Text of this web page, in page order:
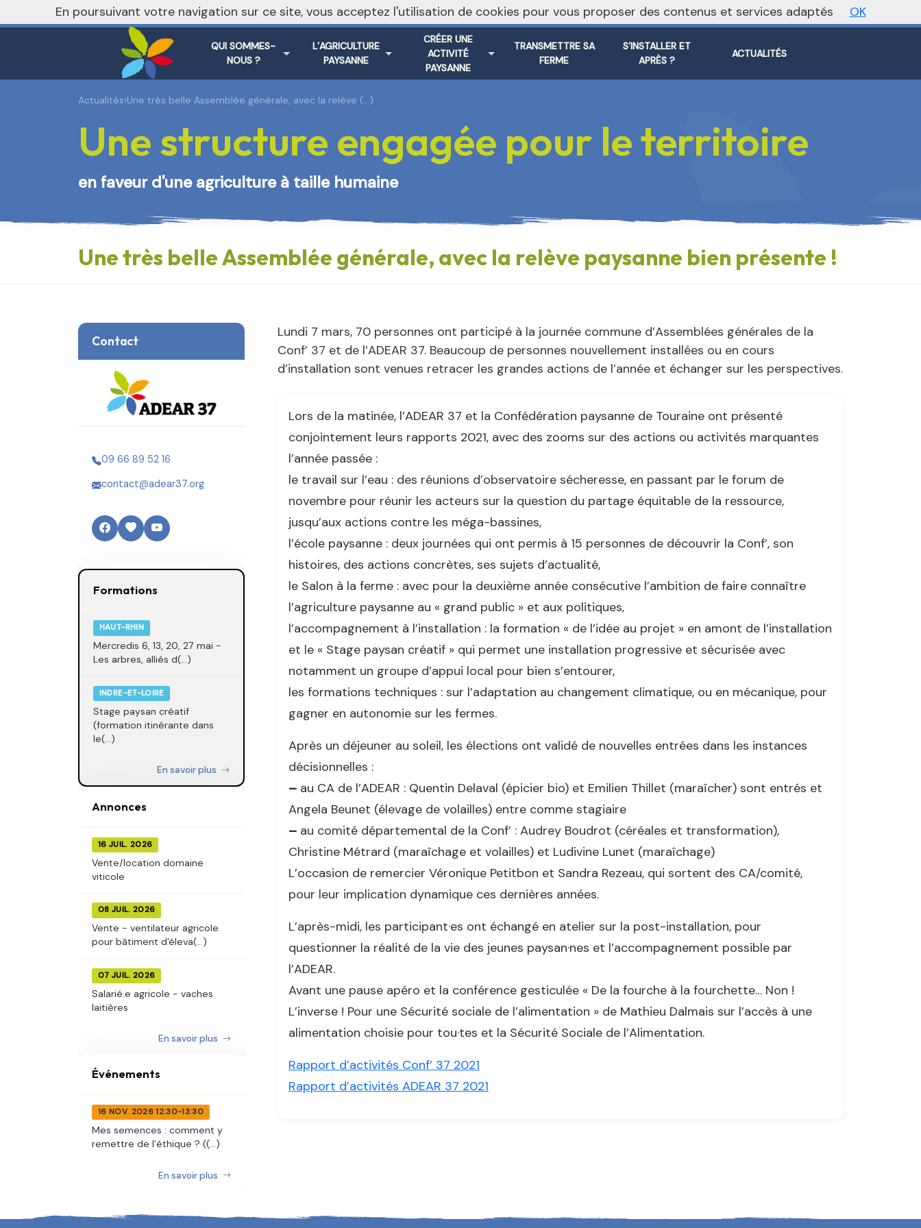
Vers le site régional Vers le site national
QUI SOMMES-
NOUS ?
L’AGRICULTURE
PAYSANNE
CRÉER UNE
ACTIVITÉ
PAYSANNE
TRANSMETTRE SA
FERME
S’INSTALLER ET
APRÈS ?
ACTUALITÉS
Actualités›Une très belle Assemblée générale, avec la relève (…)
Une structure engagée pour le territoire
en faveur d'une agriculture à taille humaine
Une très belle Assemblée générale, avec la relève paysanne bien présente !
Contact
09 66 89 52 16
contact@adear37.org
Formations
HAUT-RHIN
Mercredis 6, 13, 20, 27 mai -
Les arbres, alliés d(...)
INDRE-ET-LOIRE
Stage paysan créatif
(formation itinérante dans
le(...)
En savoir plus
Annonces
16 JUIL. 2026
Vente/location domaine
viticole
08 JUIL. 2026
Vente - ventilateur agricole
pour bâtiment d'éleva(...)
07 JUIL. 2026
Salarié.e agricole - vaches
laitières
En savoir plus
Événements
16 NOV. 2026 12:30-13:30
Mes semences : comment y
remettre de l’éthique ? ((...)
En savoir plus
Lundi 7 mars, 70 personnes ont participé à la journée commune d’Assemblées générales de la
Conf’ 37 et de l’ADEAR 37. Beaucoup de personnes nouvellement installées ou en cours
d’installation sont venues retracer les grandes actions de l’année et échanger sur les perspectives.
Lors de la matinée, l’ADEAR 37 et la Confédération paysanne de Touraine ont présenté
conjointement leurs rapports 2021, avec des zooms sur des actions ou activités marquantes
l’année passée :
le travail sur l’eau : des réunions d’observatoire sécheresse, en passant par le forum de
novembre pour réunir les acteurs sur la question du partage équitable de la ressource,
jusqu’aux actions contre les méga-bassines,
l’école paysanne : deux journées qui ont permis à 15 personnes de découvrir la Conf’, son
histoires, des actions concrètes, ses sujets d’actualité,
le Salon à la ferme : avec pour la deuxième année consécutive l’ambition de faire connaître
l’agriculture paysanne au « grand public » et aux politiques,
l’accompagnement à l’installation : la formation « de l’idée au projet » en amont de l’installation
et le « Stage paysan créatif » qui permet une installation progressive et sécurisée avec
notamment un groupe d’appui local pour bien s’entourer,
les formations techniques : sur l’adaptation au changement climatique, ou en mécanique, pour
gagner en autonomie sur les fermes.
Après un déjeuner au soleil, les élections ont validé de nouvelles entrées dans les instances
décisionnelles :
– au CA de l’ADEAR : Quentin Delaval (épicier bio) et Emilien Thillet (maraîcher) sont entrés et
Angela Beunet (élevage de volailles) entre comme stagiaire
– au comité départemental de la Conf’ : Audrey Boudrot (céréales et transformation),
Christine Métrard (maraîchage et volailles) et Ludivine Lunet (maraîchage)
L’occasion de remercier Véronique Petitbon et Sandra Rezeau, qui sortent des CA/comité,
pour leur implication dynamique ces dernières années.
L’après-midi, les participant·es ont échangé en atelier sur la post-installation, pour
questionner la réalité de la vie des jeunes paysan·nes et l’accompagnement possible par
l’ADEAR.
Avant une pause apéro et la conférence gesticulée « De la fourche à la fourchette… Non !
L’inverse ! Pour une Sécurité sociale de l’alimentation » de Mathieu Dalmais sur l’accès à une
alimentation choisie pour tou·tes et la Sécurité Sociale de l’Alimentation.
Rapport d’activités Conf’ 37 2021
Rapport d’activités ADEAR 37 2021
En poursuivant votre navigation sur ce site, vous acceptez l'utilisation de cookies pour vous proposer des contenus et services adaptés OK